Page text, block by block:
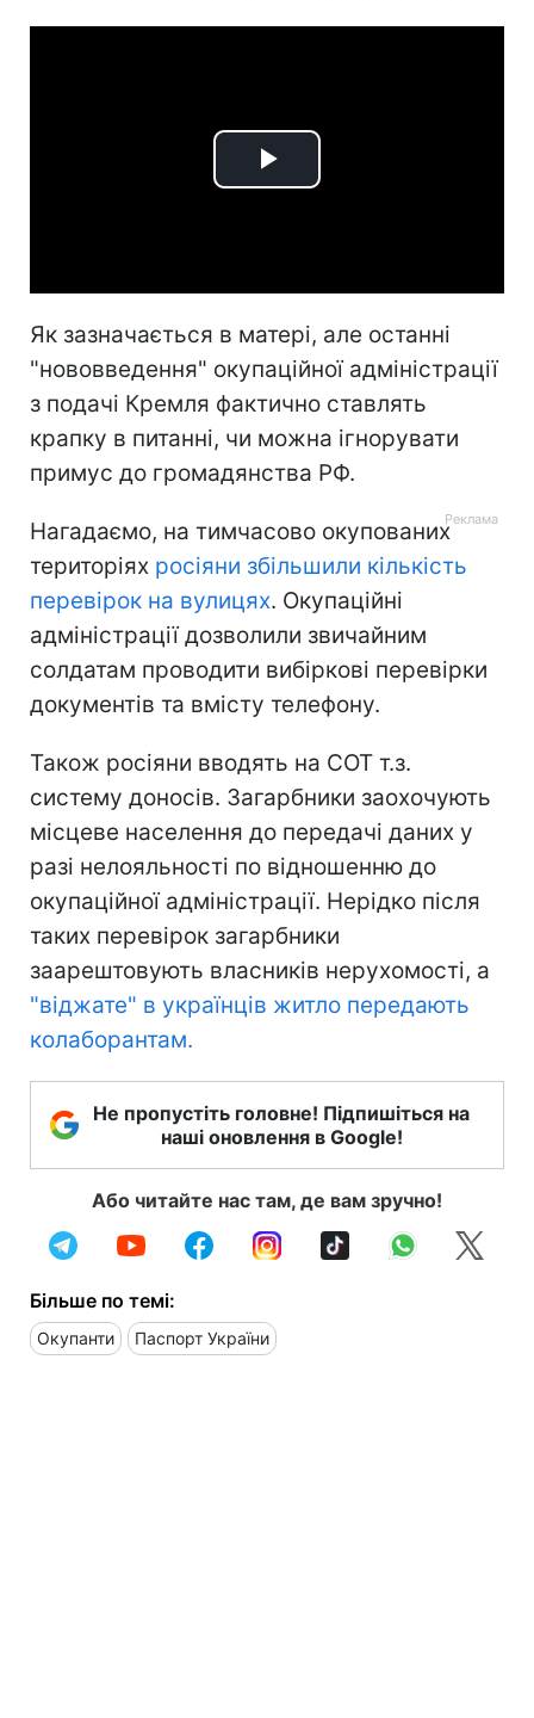
Play
Як зазначається в матері, але останні
"нововведення" окупаційної адміністрації
з подачі Кремля фактично ставлять
крапку в питанні, чи можна ігнорувати
примус до громадянства РФ.
Нагадаємо, на тимчасово окупованих
територіях росіяни збільшили кількість
перевірок на вулицях. Окупаційні
адміністрації дозволили звичайним
солдатам проводити вибіркові перевірки
документів та вмісту телефону.
Також росіяни вводять на СОТ т.з.
систему доносів. Загарбники заохочують
місцеве населення до передачі даних у
разі нелояльності по відношенню до
окупаційної адміністрації. Нерідко після
таких перевірок загарбники
заарештовують власників нерухомості, а
"віджате" в українців житло передають
колаборантам.
Не пропустіть головне! Підпишіться на
наші оновлення в Google!
Або читайте нас там, де вам зручно!
Більше по темі:
Окупанти Паспорт України